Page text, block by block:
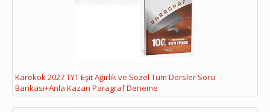
Karekök 2027 TYT Eşit Ağırlık ve Sözel Tüm Dersler Soru
Bankası+Anla Kazan Paragraf Deneme